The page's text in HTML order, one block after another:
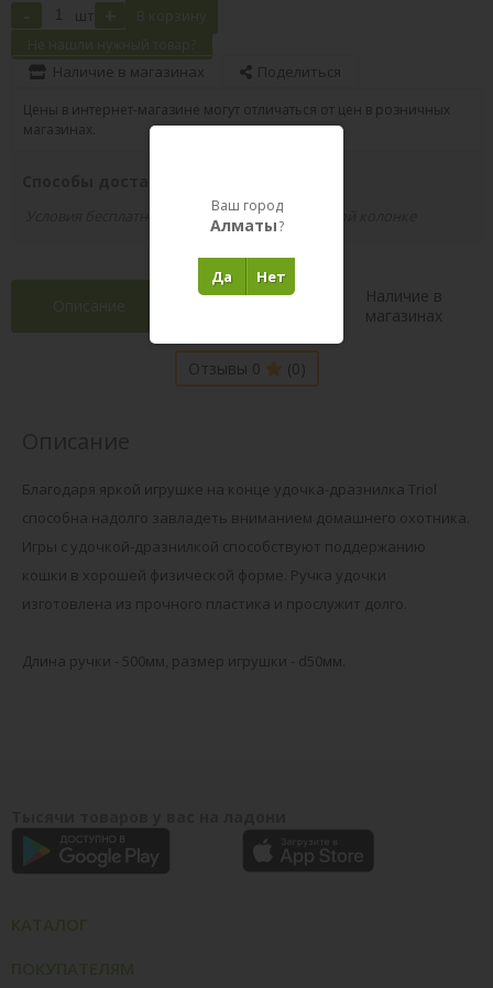
- шт + В корзину
Не нашли нужный товар?
Наличие в магазинах Поделиться
Цены в интернет-магазине могут отличаться от цен в розничных
магазинах.
Условия бесплатной доставки указаны в правой колонке
Описание
Наличие в
магазинах
Отзывы 0 (0)
Благодаря яркой игрушке на конце удочка-дразнилка Triol
способна надолго завладеть вниманием домашнего охотника.
Игры с удочкой-дразнилкой способствуют поддержанию
кошки в хорошей физической форме. Ручка удочки
изготовлена из прочного пластика и прослужит долго.
Длина ручки - 500мм, размер игрушки - d50мм.
Ваш город
Алматы?
Нет
Да